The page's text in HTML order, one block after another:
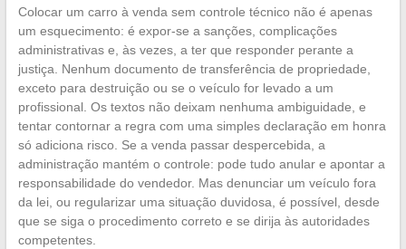
Colocar um carro à venda sem controle técnico não é apenas
um esquecimento: é expor-se a sanções, complicações
administrativas e, às vezes, a ter que responder perante a
justiça. Nenhum documento de transferência de propriedade,
exceto para destruição ou se o veículo for levado a um
profissional. Os textos não deixam nenhuma ambiguidade, e
tentar contornar a regra com uma simples declaração em honra
só adiciona risco. Se a venda passar despercebida, a
administração mantém o controle: pode tudo anular e apontar a
responsabilidade do vendedor. Mas denunciar um veículo fora
da lei, ou regularizar uma situação duvidosa, é possível, desde
que se siga o procedimento correto e se dirija às autoridades
competentes.